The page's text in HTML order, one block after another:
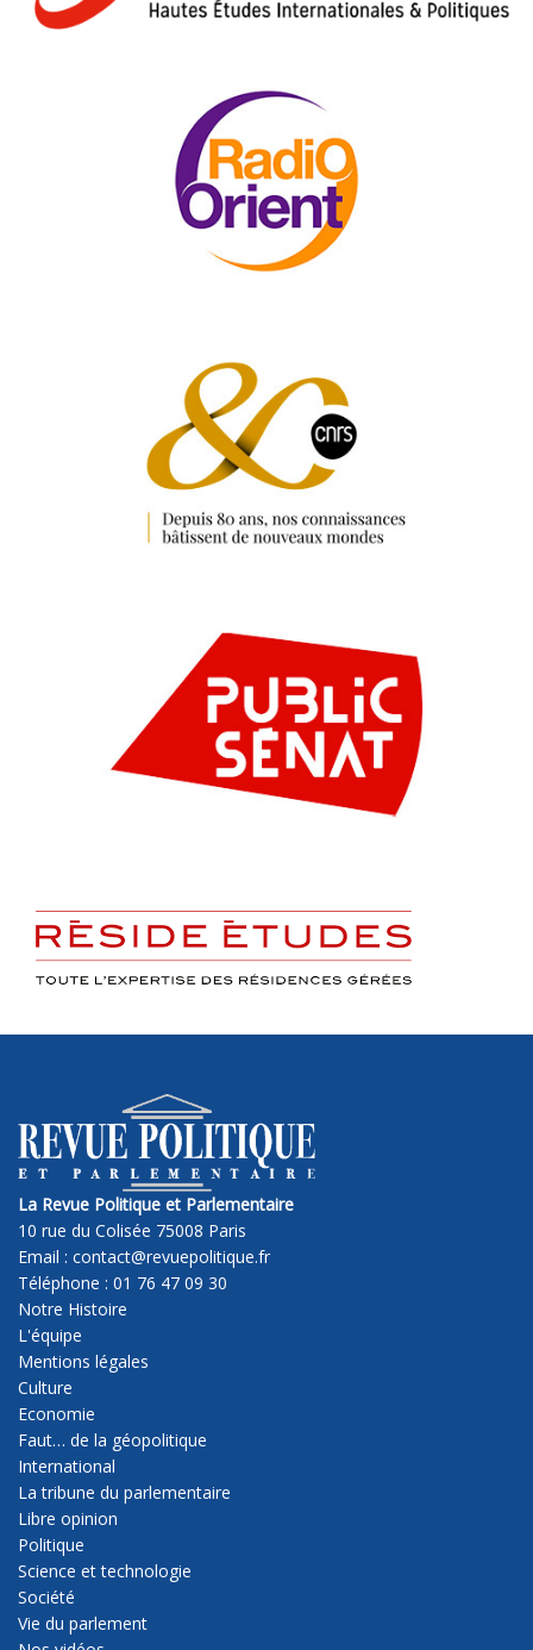
La Revue Politique et Parlementaire
10 rue du Colisée 75008 Paris
Email : contact@revuepolitique.fr
Téléphone : 01 76 47 09 30
Notre Histoire
L'équipe
Mentions légales
Culture
Economie
Faut… de la géopolitique
International
La tribune du parlementaire
Libre opinion
Politique
Science et technologie
Société
Vie du parlement